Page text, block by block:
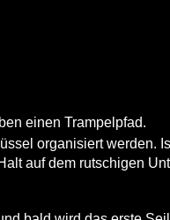
einen Trampelpfad.
organisiert werden.
auf dem rutschigen